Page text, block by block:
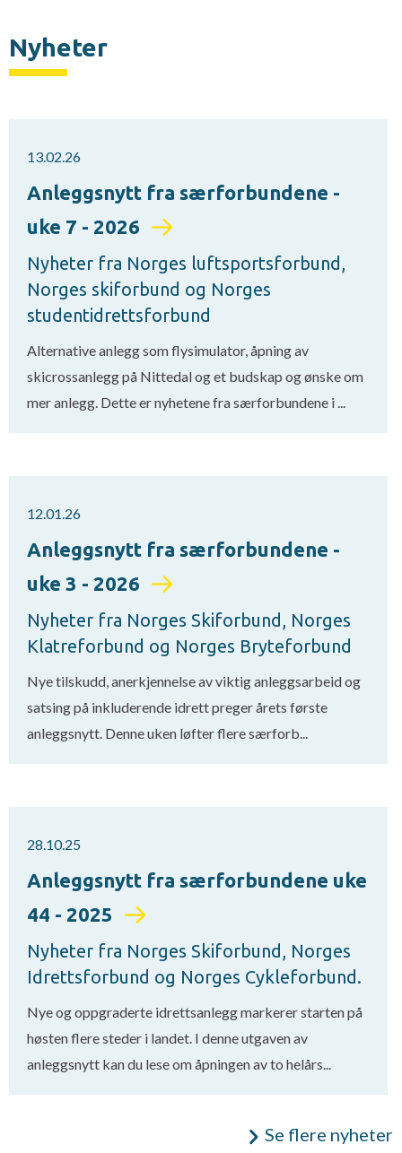
Nyheter
13.02.26
Anleggsnytt fra særforbundene -
uke 7 - 2026
Nyheter fra Norges luftsportsforbund,
Norges skiforbund og Norges
studentidrettsforbund
Alternative anlegg som flysimulator, åpning av
skicrossanlegg på Nittedal og et budskap og ønske om
mer anlegg. Dette er nyhetene fra særforbundene i ...
12.01.26
Anleggsnytt fra særforbundene -
uke 3 - 2026
Nyheter fra Norges Skiforbund, Norges
Klatreforbund og Norges Bryteforbund
Nye tilskudd, anerkjennelse av viktig anleggsarbeid og
satsing på inkluderende idrett preger årets første
anleggsnytt. Denne uken løfter flere særforb...
28.10.25
Anleggsnytt fra særforbundene uke
44 - 2025
Nyheter fra Norges Skiforbund, Norges
Idrettsforbund og Norges Cykleforbund.
Nye og oppgraderte idrettsanlegg markerer starten på
høsten flere steder i landet. I denne utgaven av
anleggsnytt kan du lese om åpningen av to helårs...
Se flere nyheter